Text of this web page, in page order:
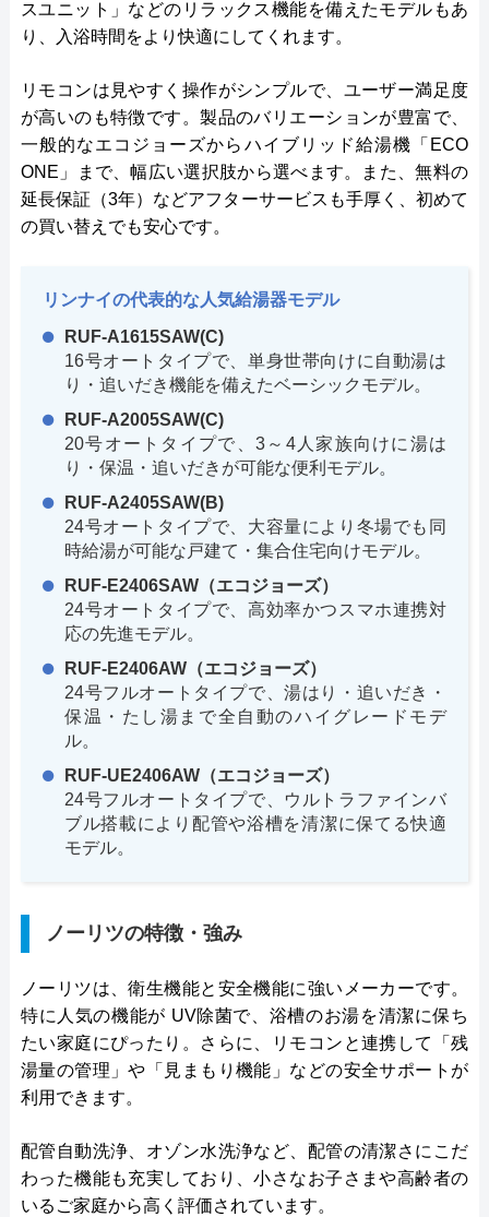
スユニット」などのリラックス機能を備えたモデルもあ
り、入浴時間をより快適にしてくれます。
リモコンは見やすく操作がシンプルで、ユーザー満足度
が高いのも特徴です。製品のバリエーションが豊富で、
一般的なエコジョーズからハイブリッド給湯機「ECO
ONE」まで、幅広い選択肢から選べます。また、無料の
延長保証（3年）などアフターサービスも手厚く、初めて
の買い替えでも安心です。
リンナイの代表的な人気給湯器モデル
RUF-A1615SAW(C)
16号オートタイプで、単身世帯向けに自動湯は
り・追いだき機能を備えたベーシックモデル。
RUF-A2005SAW(C)
20号オートタイプで、3～4人家族向けに湯は
り・保温・追いだきが可能な便利モデル。
RUF-A2405SAW(B)
24号オートタイプで、大容量により冬場でも同
時給湯が可能な戸建て・集合住宅向けモデル。
RUF-E2406SAW（エコジョーズ）
24号オートタイプで、高効率かつスマホ連携対
応の先進モデル。
RUF-E2406AW（エコジョーズ）
24号フルオートタイプで、湯はり・追いだき・
保温・たし湯まで全自動のハイグレードモデ
ル。
RUF-UE2406AW（エコジョーズ）
24号フルオートタイプで、ウルトラファインバ
ブル搭載により配管や浴槽を清潔に保てる快適
モデル。
ノーリツの特徴・強み
ノーリツは、衛生機能と安全機能に強いメーカーです。
特に人気の機能が UV除菌で、浴槽のお湯を清潔に保ち
たい家庭にぴったり。さらに、リモコンと連携して「残
湯量の管理」や「見まもり機能」などの安全サポートが
利用できます。
配管自動洗浄、オゾン水洗浄など、配管の清潔さにこだ
わった機能も充実しており、小さなお子さまや高齢者の
いるご家庭から高く評価されています。